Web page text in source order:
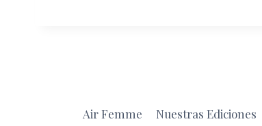
Air Femme Nuestras Ediciones